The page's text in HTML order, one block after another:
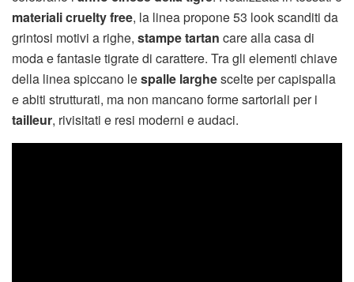
materiali cruelty free, la linea propone 53 look scanditi da
grintosi motivi a righe, stampe tartan care alla casa di
moda e fantasie tigrate di carattere. Tra gli elementi chiave
della linea spiccano lespalle larghescelte per capispalla
e abiti strutturati, ma non mancano forme sartoriali per i
tailleur, rivisitati e resi moderni e audaci.